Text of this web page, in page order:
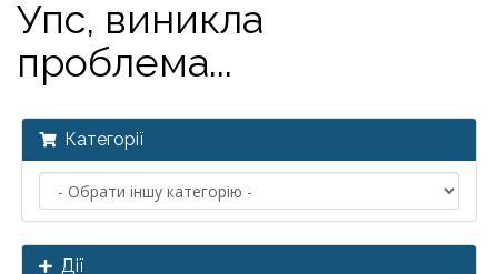
Упс, виникла
проблема...
Категорії
Дії